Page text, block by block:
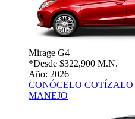
Mirage G4
*Desde $322,900 M.N.
Año: 2026
CONÓCELO COTÍZALO
MANEJO